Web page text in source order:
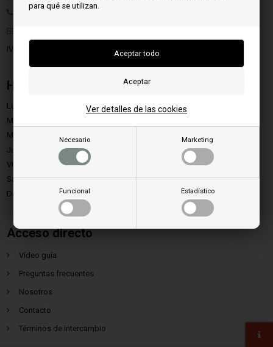
para qué se utilizan.
Necesario Marketing
Funcional Estadístico
Ver detalles de las cookies
Teléfono: +45 71 99 55 11
IVA: DK-35862803
Horario de apertura
Lunes:
9.00 - 15.00
Martes:
Miércoles:
9.00 - 15.00
Jueves:
9.00 - 15.00
Viernes:
9.00 - 13.00
Sábado:
Cerrado
Domingo:
Cerrado
Acceso directo
Vídeo guía
Preguntas frecuentes
Nosotros
Contacto
Términos de intercambio